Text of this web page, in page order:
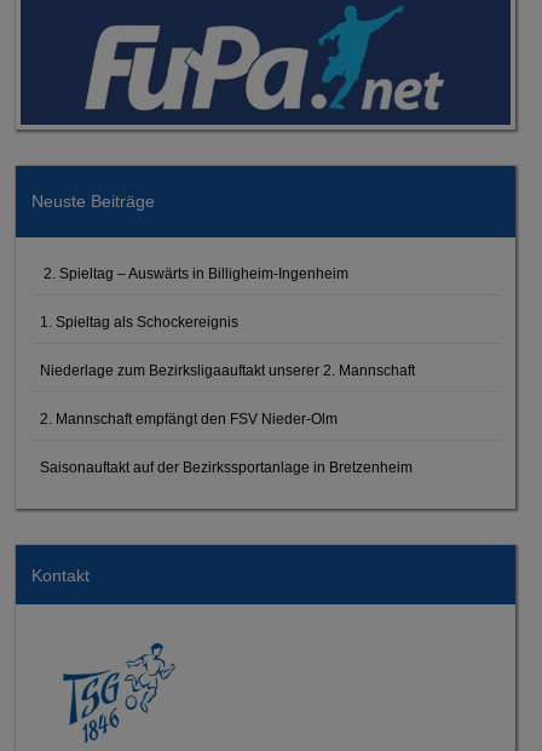
Neuste Beiträge
2. Spieltag – Auswärts in Billigheim-Ingenheim
1. Spieltag als Schockereignis
Niederlage zum Bezirksligaauftakt unserer 2. Mannschaft
2. Mannschaft empfängt den FSV Nieder-Olm
Saisonauftakt auf der Bezirkssportanlage in Bretzenheim
Kontakt